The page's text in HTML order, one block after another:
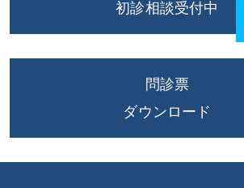
初診相談受付中
問診票
ダウンロード